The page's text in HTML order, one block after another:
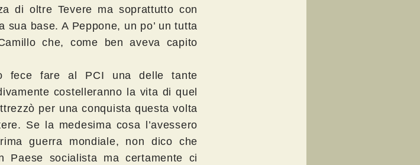
di oltre Tevere ma soprattutto con
sua base. A Peppone, un po’ un tutta
che, come ben aveva capito
fece fare al PCI una delle tante
costelleranno la vita di quel
per una conquista questa volta
Se la medesima cosa l’avessero
guerra mondiale, non dico che
Paese socialista ma certamente ci